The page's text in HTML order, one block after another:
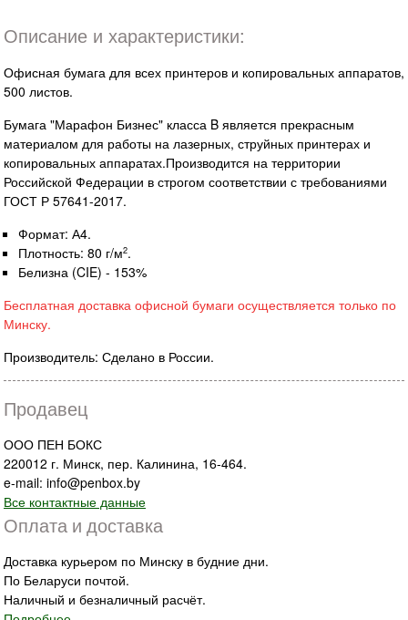
Описание и характеристики:
Офисная бумага для всех принтеров и копировальных аппаратов,
500 листов.
Бумага "Марафон Бизнес" класса B является прекрасным
материалом для работы на лазерных, струйных принтерах и
копировальных аппаратах.Производится на территории
Российской Федерации в строгом соответствии с требованиями
ГОСТ Р 57641-2017.
Формат: А4.
Плотность: 80 г/м2.
Белизна (CIE) - 153%
Бесплатная доставка офисной бумаги осуществляется только по
Минску.
Производитель: Сделано в России.
Продавец
ООО ПЕН БОКС
220012 г. Минск, пер. Калинина, 16-464.
e-mail: info@penbox.by
Все контактные данные
Оплата и доставка
Доставка курьером по Минску в будние дни.
По Беларуси почтой.
Наличный и безналичный расчёт.